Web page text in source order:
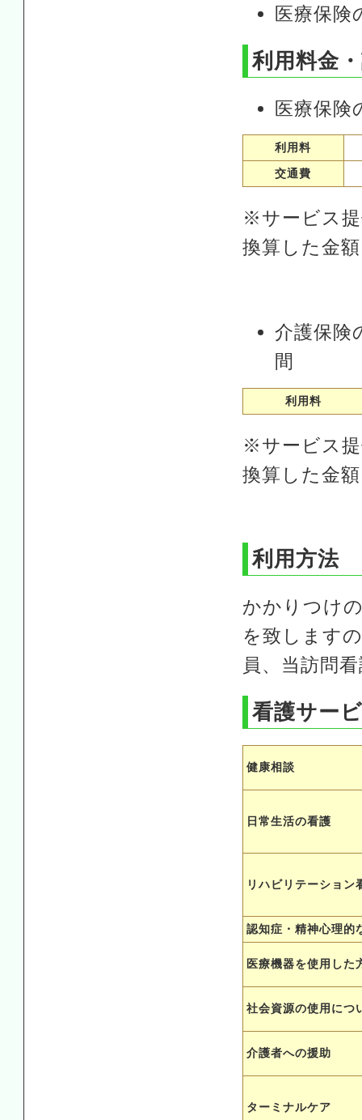
医療保険
利用料金
医療保険
利用料
交通費
※サービス提
換算した金
介護保険
間
利用料
※サービス提
換算した金
利用方法
かかりつけ
を致します
員、当訪問
看護サー
健康相談
日常生活の看護
リハビリテーション
認知症・精神心理的
医療機器を使用した
社会資源の使用につ
介護者への援助
ターミナルケア